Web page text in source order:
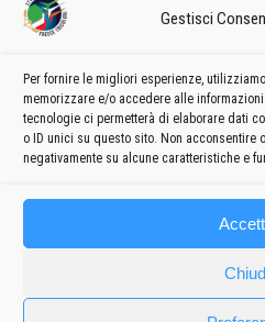
Gestisci
Per fornire le migliori esperienze,
memorizzare e/o accedere alle
tecnologie ci permetterà di elaborare dati
o ID unici su questo sito. Non acconsentire
negativamente su alcune caratteristiche e
1971 admin8235 16 Giugno
dedicato al suo cittadino
Amedeo di Savoia Duca
parco di Miramare in un clima di